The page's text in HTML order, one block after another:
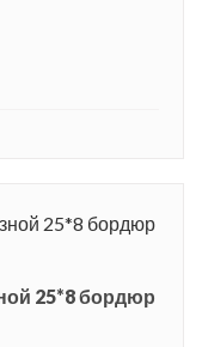
25*8 бордюр